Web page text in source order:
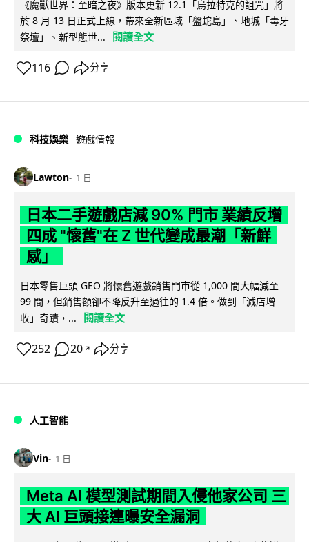
《魔獸世界：至暗之夜》版本更新 12.1「烏拉特克的詛咒」將
於 8 月 13 日正式上線，帶來全新區域「盤蛇島」、地城「毒牙
祭壇」、新型態世...
閱讀全文
116 分享
科技娛樂 遊戲情報
Lawton 1 日
日本二手遊戲店減 90% 門市 業績反增
四成 "懷舊"在 Z 世代變成最潮「新鮮
感」
日本零售巨頭 GEO 將懷舊遊戲銷售門市從 1,000 間大幅減至
99 間，但銷售額卻不降反升至過往的 1.4 倍。做到「減店增
收」奇蹟，...
閱讀全文
252 20 ↗ 分享
人工智能
Vin 1 日
Meta AI 模型測試期間入侵他家公司 三
大 AI 巨頭接連曝安全漏洞